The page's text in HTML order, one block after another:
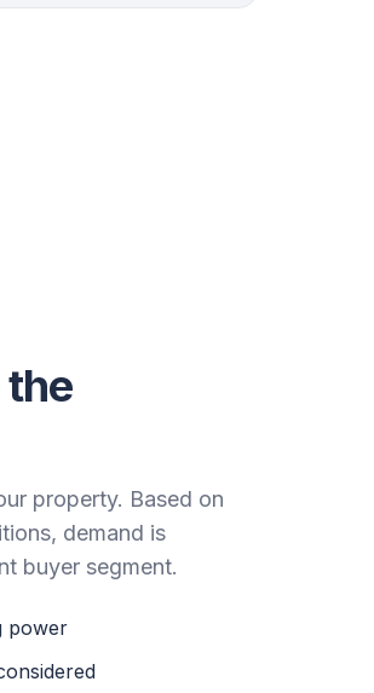
property. Based on
demand is
buyer segment.
power